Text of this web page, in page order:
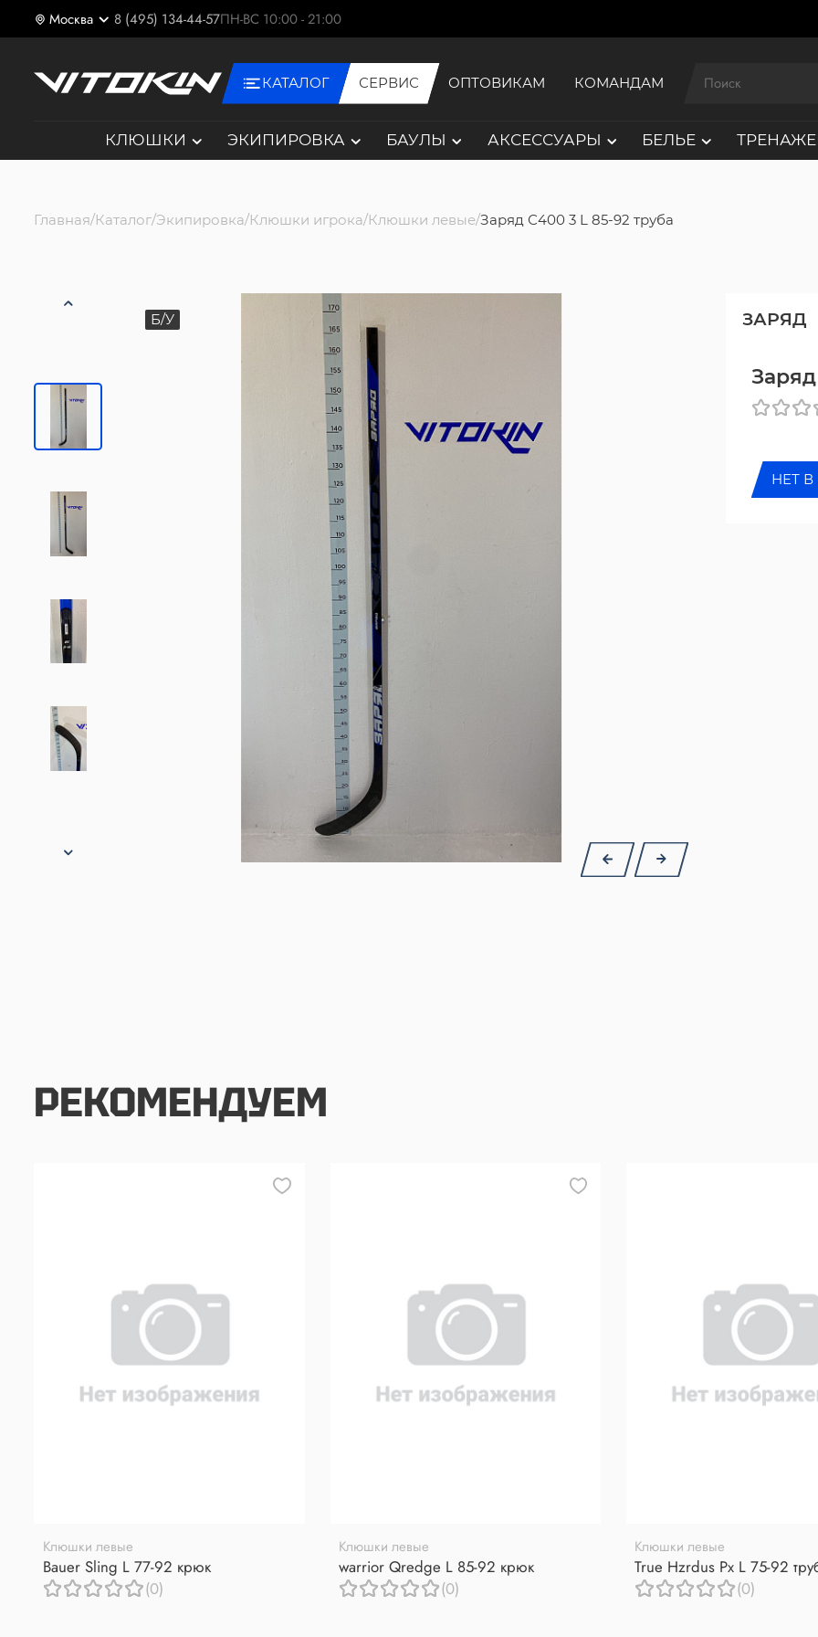
Москва 8 (495) 134-44-57ПН-ВС 10:00 - 21:00
КАТАЛОГ СЕРВИС ОПТОВИКАМ КОМАНДАМ
КЛЮШКИ ЭКИПИРОВКА БАУЛЫ АКСЕССУАРЫ БЕЛЬЕ
Главная Каталог Экипировка Клюшки игрока Клюшки левые Заряд С400 3 L 85-92 труба
Б/У ЗАРЯД
НЕТ
РЕКОМЕНДУЕМ
Клюшки левые
Bauer Sling L 77-92 крюк
(0)
Клюшки левые
warrior Qredge L 85-92 крюк
(0)
Клюшки левые
True Hzrdus Px L 75-92
(0)